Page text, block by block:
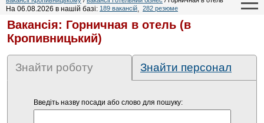
На 06.08.2026 в нашій базі: 189 вакансій, 282 резюме
Вакансія: Горничная в отель (в
Кропивницький)
Знайти роботу Знайти персонал
Введіть назву посади або слово для пошуку: